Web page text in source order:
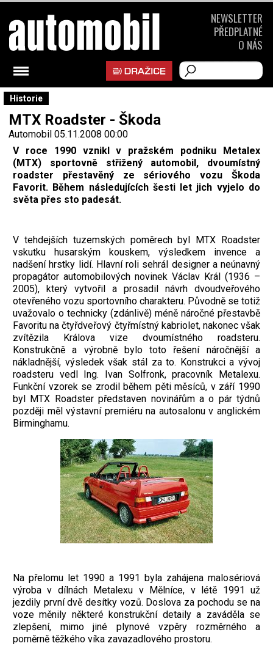
Historie
MTX Roadster - Škoda
Automobil 05.11.2008 00:00
V roce 1990 vznikl v pražském podniku Metalex
(MTX) sportovně střižený automobil, dvoumístný
roadster přestavěný ze sériového vozu Škoda
Favorit. Během následujících šesti let jich vyjelo do
světa přes sto padesát.
V tehdejších tuzemských poměrech byl MTX Roadster
vskutku husarským kouskem, výsledkem invence a
nadšení hrstky lidí. Hlavní roli sehrál designer a neúnavný
propagátor automobilových novinek Václav Král (1936 –
2005), který vytvořil a prosadil návrh dvoudveřového
otevřeného vozu sportovního charakteru. Původně se totiž
uvažovalo o technicky (zdánlivě) méně náročné přestavbě
Favoritu na čtyřdveřový čtyřmístný kabriolet, nakonec však
zvítězila Králova vize dvoumístného roadsteru.
Konstrukčně a výrobně bylo toto řešení náročnější a
nákladnější, výsledek však stál za to. Konstrukci a vývoj
roadsteru vedl Ing. Ivan Solfronk, pracovník Metalexu.
Funkční vzorek se zrodil během pěti měsíců, v září 1990
byl MTX Roadster představen novinářům a o pár týdnů
později měl výstavní premiéru na autosalonu v anglickém
Birminghamu.
Na přelomu let 1990 a 1991 byla zahájena malosériová
výroba v dílnách Metalexu v Mělníce, v létě 1991 už
jezdily první dvě desítky vozů. Doslova za pochodu se na
voze měnily některé konstrukční detaily a zaváděla se
zlepšení, mimo jiné plynové vzpěry rozměrného a
poměrně těžkého víka zavazadlového prostoru.
NEWSLETTER
PŘEDPLATNÉ
O NÁS